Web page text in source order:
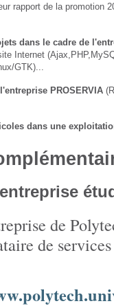
rapport de la promotion
dans le cadre de
Internet
GTK)...
PROSERVIA
dans une
de
de